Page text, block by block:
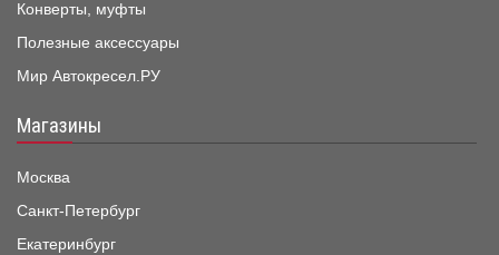
Конверты, муфты
Полезные аксессуары
Мир Автокресел.РУ
Магазины
Москва
Санкт-Петербург
Екатеринбург